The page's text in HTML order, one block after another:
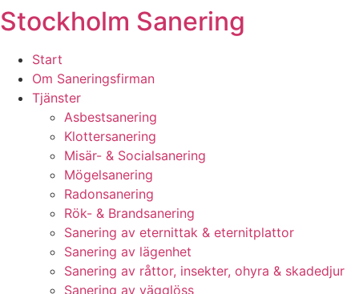
Skip
to
content
Stockholm Sanering
Start
Om Saneringsfirman
Tjänster
Asbestsanering
Klottersanering
Misär- & Socialsanering
Mögelsanering
Radonsanering
Rök- & Brandsanering
Sanering av eternittak & eternitplattor
Sanering av lägenhet
Sanering av råttor, insekter, ohyra & skadedjur
Sanering av vägglöss